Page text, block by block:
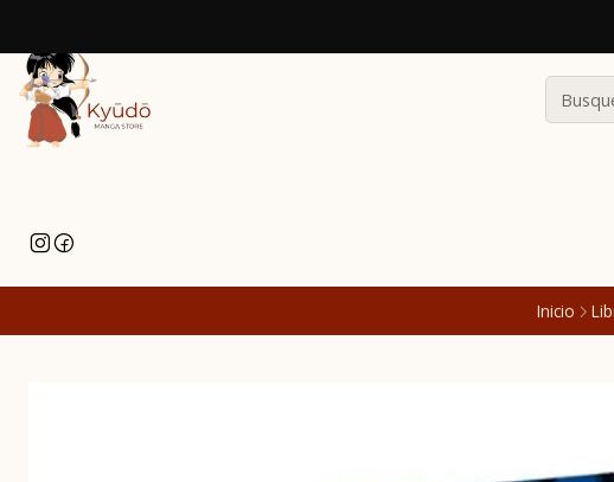
Inicio